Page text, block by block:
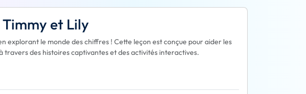
et Lily
explorant le monde des chiffres ! Cette leçon est conçue pour aider les
des histoires captivantes et des activités interactives.